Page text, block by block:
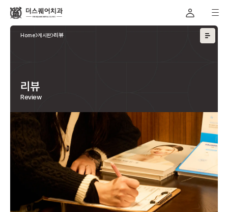
Home 게시판 리뷰
리뷰
Review